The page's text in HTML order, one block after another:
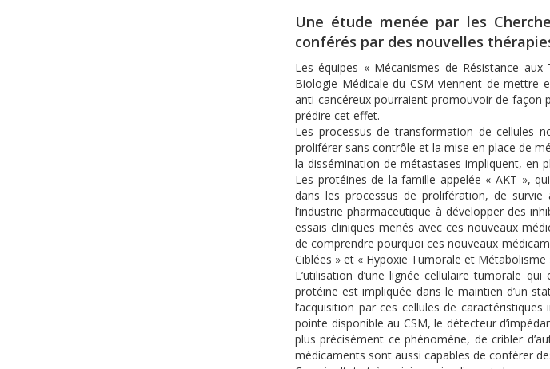
Une étude menée par les
conférés par des nouvelles
Les équipes « Mécanismes de Résistance
Biologie Médicale du CSM viennent de mettre
anti-cancéreux pourraient promouvoir de façon
prédire cet effet.
Les processus de transformation de cellules
proliférer sans contrôle et la mise en place de
la dissémination de métastases impliquent, en
Les protéines de la famille appelée « AKT »,
dans les processus de prolifération, de
l’industrie pharmaceutique à développer des
essais cliniques menés avec ces nouveaux
de comprendre pourquoi ces nouveaux
Ciblées » et « Hypoxie Tumorale et
L’utilisation d’une lignée cellulaire tumorale
protéine est impliquée dans le maintien d’un
l’acquisition par ces cellules de
pointe disponible au CSM, le détecteur
plus précisément ce phénomène, de cribler
médicaments sont aussi capables de conférer